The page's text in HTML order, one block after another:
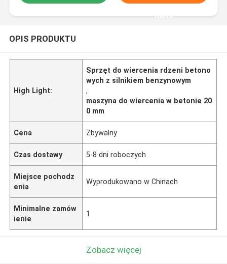
nami
OPIS PRODUKTU
High Light:
Sprzęt do wiercenia rdzeni betono
wych z silnikiem benzynowym
,
maszyna do wiercenia w betonie 20
0 mm
Cena Zbywalny
Czas dostawy 5-8 dni roboczych
Miejsce pochodz
enia
Wyprodukowano w Chinach
Minimalne zamów
ienie
1
Zobacz więcej